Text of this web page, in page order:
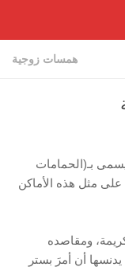
همسات زوجية
بـ(الحمامات
على مثل هذه الأماكن
ومقاصده
أن أمرَ بستر